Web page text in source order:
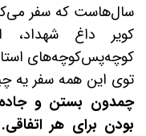
سال‌هاست که سفر
کویر داغ شهداد،
کوچه‌پس‌کوچه‌های
توی این همه سفر یه
چمدون بستن و
بودن برای هر